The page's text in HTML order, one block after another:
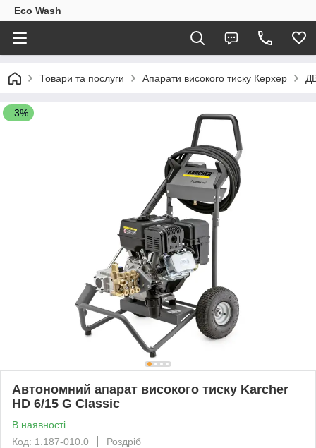
Eco Wash
Товари та послуги Апарати високого тиску Керхер
–3%
Автономний апарат високого тиску Karcher
HD 6/15 G Classic
В наявності
Код: 1.187-010.0
Роздріб